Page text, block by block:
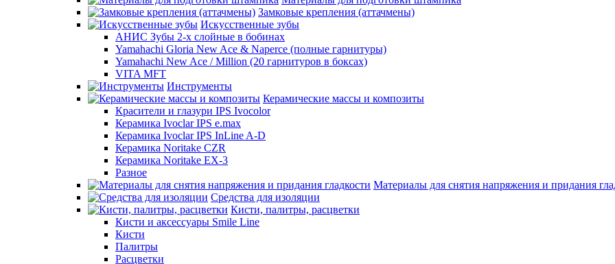
Замковые крепления (аттачмены)
Искусственные зубы
АНИС Зубы 2-х слойные в бобинах
Yamahachi Gloria New Ace & Naperce (полные гарнитуры)
Yamahachi New Ace / Million (20 гарнитуров в боксах)
VITA MFT
Инструменты
Керамические массы и композиты
Красители и глазури IPS Ivocolor
Керамика Ivoclar IPS e.max
Керамика Ivoclar IPS InLine A-D
Керамика Noritake CZR
Керамика Noritake EX-3
Разное
Материалы для снятия напряжения и придания
Средства для изоляции
Кисти, палитры, расцветки
Кисти и аксессуары Smile Line
Кисти
Палитры
Расцветки